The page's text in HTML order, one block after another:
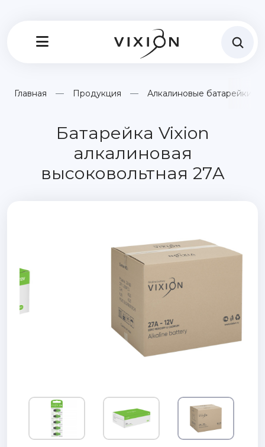
Главная Продукция Алкалиновые батарейки
Батарейка Vixion
алкалиновая
высоковольтная 27A